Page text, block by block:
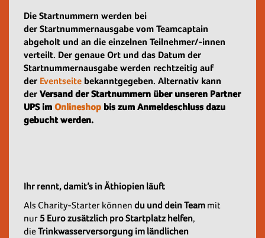
Die Startnummern werden bei
der Startnummernausgabe vom Teamcaptain
abgeholt und an die einzelnen Teilnehmer/-innen
verteilt. Der genaue Ort und das Datum der
Startnummernausgabe werden rechtzeitig auf
der Eventseite bekanntgegeben. Alternativ kann
der Versand der Startnummern über unseren Partner
UPS im Onlineshop bis zum Anmeldeschluss dazu
gebucht werden.
Ihr rennt, damit’s in Äthiopien läuft
Als Charity-Starter können du und dein Team mit
nur5 Euro zusätzlich pro Startplatz helfen,
dieTrinkwasserversorgung im ländlichen